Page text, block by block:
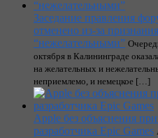
Заседание правления
отменено из-за
“нежелательными”
октября в Калининграде
на желательных и
неприемлемо, и немецкое […]
Apple без объяснения
разработчика Epic Games